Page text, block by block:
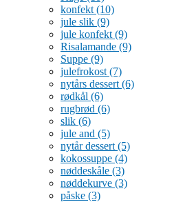
konfekt (10)
jule slik (9)
jule konfekt (9)
Risalamande (9)
Suppe (9)
julefrokost (7)
nytårs dessert (6)
rødkål (6)
rugbrød (6)
slik (6)
jule and (5)
nytår dessert (5)
kokossuppe (4)
nøddeskåle (3)
nøddekurve (3)
påske (3)